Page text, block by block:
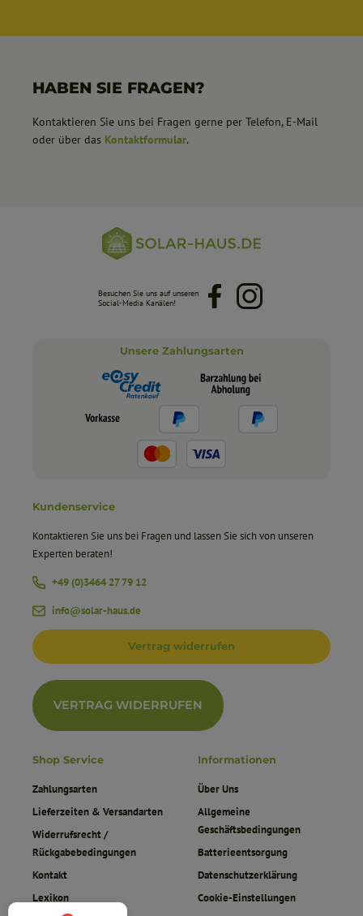
HABEN SIE FRAGEN?
Kontaktieren Sie uns bei Fragen gerne per Telefon, E-Mail
oder über das Kontaktformular.
Besuchen Sie uns auf unseren
Social-Media Kanälen!
FacebookInstagram
Unsere Zahlungsarten
Kundenservice
Kontaktieren Sie uns bei Fragen und lassen Sie sich von unseren
Experten beraten!
+49 (0)3464 27 79 12
info@solar-haus.de
Vertrag widerrufen
VERTRAG WIDERRUFEN
Shop Service
Zahlungsarten
Lieferzeiten & Versandarten
Widerrufsrecht /
Rückgabebedingungen
Kontakt
Lexikon
Informationen
Über Uns
Allgemeine
Geschäftsbedingungen
Batterieentsorgung
Datenschutzerklärung
Cookie-Einstellungen